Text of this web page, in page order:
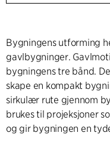
Bygningens utforming
gavlbygninger.
bygningens tre bånd.
skape en kompakt
sirkulær rute gjennom
brukes til projeksjoner
og gir bygningen en